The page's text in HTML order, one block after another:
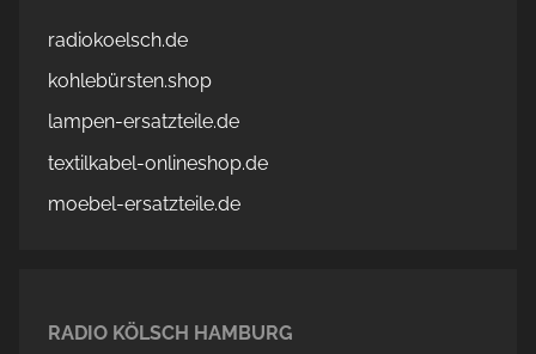
radiokoelsch.de
kohlebürsten.shop
lampen-ersatzteile.de
textilkabel-onlineshop.de
moebel-ersatzteile.de
RADIO KÖLSCH HAMBURG